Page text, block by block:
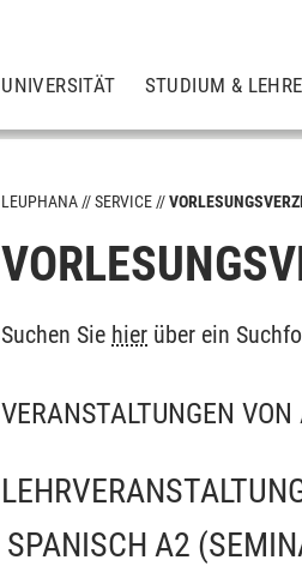
UNIVERSITÄT STUDIUM & LEHRE
LEUPHANA SERVICE
Suchen Sie hier über ein
VERANSTALTUNGEN
SPANISCH A2